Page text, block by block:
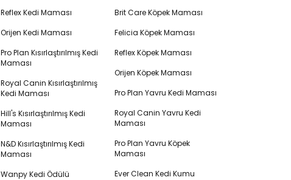
Reflex Kedi Maması
Orijen Kedi Maması
Pro Plan Kısırlaştırılmış Kedi
Maması
Royal Canin Kısırlaştırılmış
Kedi Maması
Hill's Kısırlaştırılmış Kedi
Maması
N&D Kısırlaştırılmış Kedi
Maması
Wanpy Kedi Ödülü
Brit Care Köpek Maması
Felicia Köpek Maması
Reflex Köpek Maması
Orijen Köpek Maması
Pro Plan Yavru Kedi Maması
Royal Canin Yavru Kedi
Maması
Pro Plan Yavru Köpek
Maması
Ever Clean Kedi Kumu